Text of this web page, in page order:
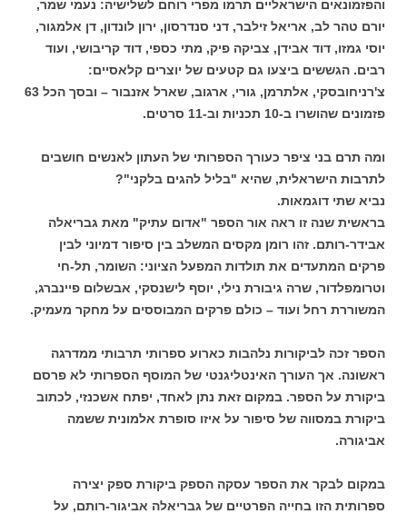
והפזמונאים הישראליים תרמו מפרי רוחם לשלישיה: נעמי שמר,
יורם טהר לב, אריאל זילבר, דני סנדרסון, ירון לונדון, דן אלמגור,
יוסי גמזו, דוד אבידן, צביקה פיק, מתי כספי, דוד קריבושי, ועוד
רבים. הגששים ביצעו גם קטעים של יוצרים קלאסיים:
צ'רניחובסקי, אלתרמן, גורי, ארגוב, שארל אזנבור – ובסך הכל 63
פזמונים שהושרו ב-10 תכניות וב-11 סרטים.
ומה תרם בני ציפר כעורך הספרותי של העתון לאנשים חושבים
לתרבות הישראלית, שהיא "בליל להגים בלקני"?
נביא שתי דוגמאות.
בראשית שנה זו ראה אור הספר "אדום עתיק" מאת גבריאלה
אבידר-רותם. זהו רומן מקסים המשלב בין סיפור דמיוני לבין
פרקים המתעדים את תולדות המפעל הציוני: השומר, תל-חי
וטרומפלדור, שרה גיבורת נילי, יוסף לישנסקי, אבשלום פיינברג,
המשוררת רחל ועוד – כולם פרקים המבוססים על מחקר מעמיק.
הספר זכה לביקורות נלהבות כארוע ספרותי תרבותי ממדרגה
ראשונה. אך העורך האינטליגנטי של המוסף הספרותי לא פרסם
ביקורת על הספר. במקום זאת נתן לאחד, יפתח אשכנזי, לכתוב
ביקורת במסווה של סיפור על איזו סופרת אלמונית ששמה
אביגורה.
במקום לבקר את הספר עסקה הספק ביקורת ספק יצירה
ספרותית הזו בחייה הפרטיים של גבריאלה אביגור-רותם, על